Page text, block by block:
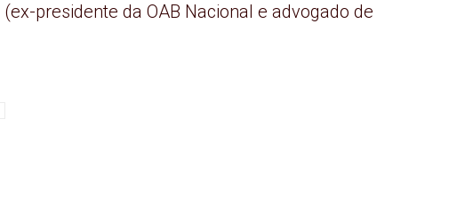
(ex-presidente da OAB Nacional e advogado de